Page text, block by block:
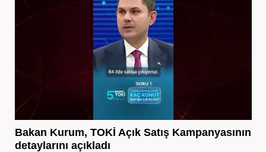
Bakan Kurum, TOKİ Açık Satış Kampanyasının
detaylarını açıkladı